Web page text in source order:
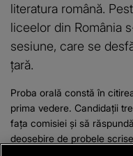
literatura română.
liceelor din România
sesiune, care se
țară.
Proba orală constă în
prima vedere. Candidații
fața comisiei și să
deosebire de probele